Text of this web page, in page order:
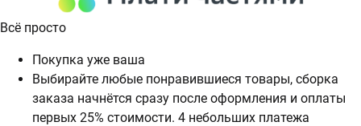
Всё просто
Покупка уже ваша
Выбирайте любые понравившиеся товары, сборка
заказа начнётся сразу после оформления и оплаты
первых 25% стоимости. 4 небольших платежа